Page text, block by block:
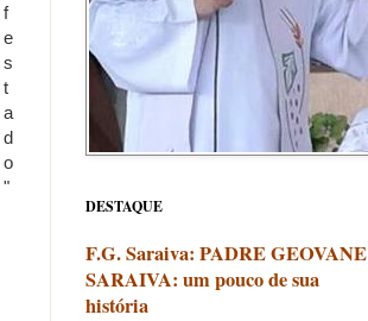
f
e
s
t
a
d
o
"
DESTAQUE
F.G. Saraiva: PADRE GEOVANE
SARAIVA: um pouco de sua
história